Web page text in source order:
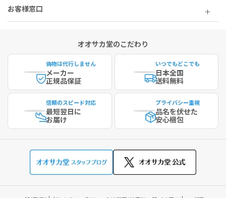
お客様窓口
オオサカ堂のこだわり
偽物は代行しません
メーカー
正規品保証
いつでもどこでも
日本全国
送料無料
信頼のスピード対応
最短翌日に
お届け
プライバシー重視
品名を伏せた
安心梱包